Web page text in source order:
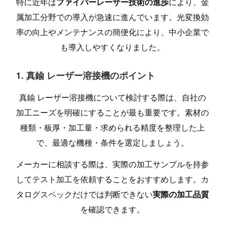
属加工分野での導入が急速に進んでいます。光変換効
率の向上やメンテナンスの簡便化により、中小企業で
も導入しやすくなりました。
1. 真鍮 レーザー溶接機のポイント
真鍮 レーザー溶接機について検討する際は、自社の
加工ニーズを明確にすることが最も重要です。素材の
種類・板厚・加工量・求められる精度を整理した上
で、最適な機種・条件を選定しましょう。
メーカーに相談する際は、実際の加工サンプルを持参
してテスト加工を依頼することをおすすめします。カ
タログスペックだけでは判断できない実際の加工品質
を確認できます。